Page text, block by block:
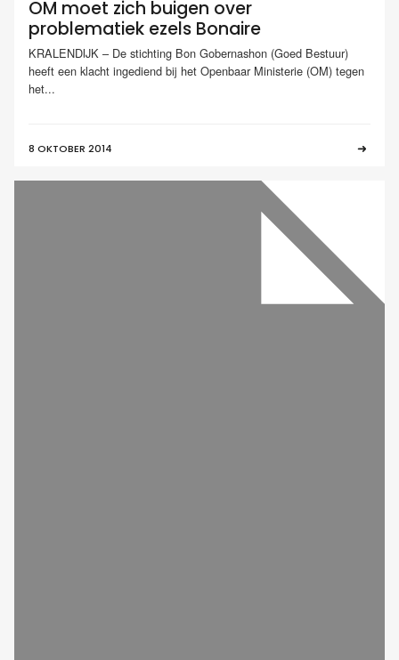
OM moet zich buigen over
problematiek ezels Bonaire
KRALENDIJK – De stichting Bon Gobernashon (Goed Bestuur)
heeft een klacht ingediend bij het Openbaar Ministerie (OM) tegen
het...
8 OKTOBER 2014